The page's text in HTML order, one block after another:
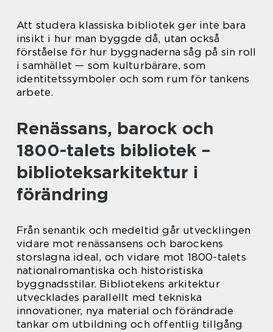
Att studera klassiska bibliotek ger inte bara
insikt i hur man byggde då, utan också
förståelse för hur byggnaderna såg på sin roll
i samhället — som kulturbärare, som
identitetssymboler och som rum för tankens
arbete.
Renässans, barock och
1800-talets bibliotek –
biblioteksarkitektur i
förändring
Från senantik och medeltid går utvecklingen
vidare mot renässansens och barockens
storslagna ideal, och vidare mot 1800-talets
nationalromantiska och historistiska
byggnadsstilar. Bibliotekens arkitektur
utvecklades parallellt med tekniska
innovationer, nya material och förändrade
tankar om utbildning och offentlig tillgång